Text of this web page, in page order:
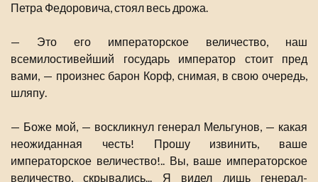
Петра Федоровича, стоял весь дрожа.
— Это его императорское величество, наш
всемилостивейший государь император стоит пред
вами, — произнес барон Корф, снимая, в свою очередь,
шляпу.
— Боже мой, — воскликнул генерал Мельгунов, — какая
неожиданная честь! Прошу извинить, ваше
императорское величество!.. Вы, ваше императорское
величество, скрывались... Я видел лишь генерал-